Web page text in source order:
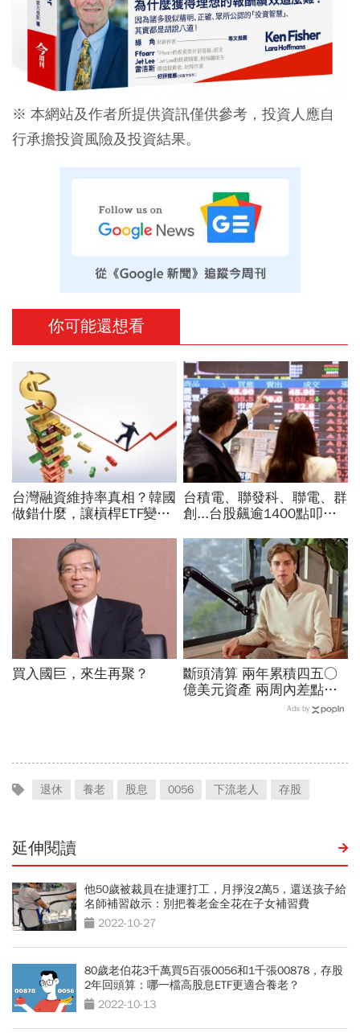
※ 本網站及作者所提供資訊僅供參考，投資人應自
行承擔投資風險及投資結果。
你可能還想看
台灣融資維持率真相？韓國
做錯什麼，讓槓桿ETF變風
台積電、聯發科、聯電、群
創...台股飆逾1400點叩關
龍先挑2檔「便當股」
買入國巨，來生再聚？
斷頭清算 兩年累積四五○
億美元資產 兩周內差點全
爆倉 華爾街少年股神四倍
Ads by
退休 養老 股息 0056 下流老人 存股
延伸閱讀
他50歲被裁員在捷運打工，月掙沒2萬5，還送孩子給
名師補習啟示：別把養老金全花在子女補習費
2022-10-27
80歲老伯花3千萬買5百張0056和1千張00878，存股
2年回頭算：哪一檔高股息ETF更適合養老？
2022-10-13